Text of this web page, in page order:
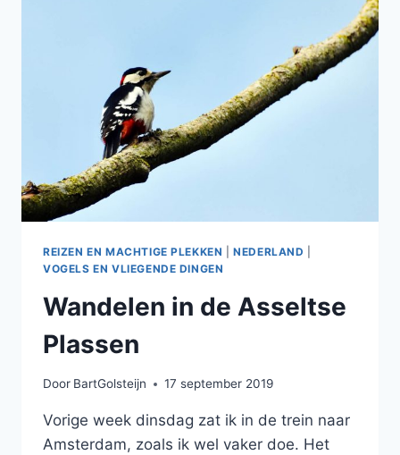
REIZEN EN MACHTIGE PLEKKEN |NEDERLAND
VOGELS EN VLIEGENDE DINGEN
Wandelen in de Asseltse
Plassen
Door BartGolsteijn 17 september 2019
Vorige week dinsdag zat ik in de trein naar
Amsterdam, zoals ik wel vaker doe. Het